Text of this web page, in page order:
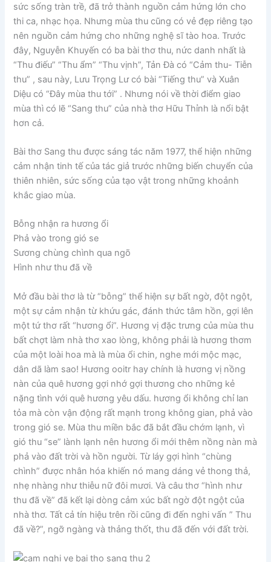
sức sống tràn trề, đã trở thành nguồn cảm hứng lớn cho
thi ca, nhạc họa. Nhưng mùa thu cũng có vẻ đẹp riêng tạo
nên nguồn cảm hứng cho những nghệ sĩ tào hoa. Trước
đây, Nguyễn Khuyến có ba bài thơ thu, nức danh nhất là
“Thu điếu” “Thu ẩm” “Thu vịnh”, Tản Đà có “Cảm thu- Tiễn
thu” , sau này, Lưu Trọng Lư có bài “Tiếng thu” và Xuân
Diệu có “Đây mùa thu tới” . Nhưng nói về thời điểm giao
mùa thì có lẽ “Sang thu” của nhà thơ Hữu Thỉnh là nổi bật
hơn cả.
Bài thơ Sang thu được sáng tác năm 1977, thể hiện những
cảm nhận tinh tế của tác giả trước những biến chuyển của
thiên nhiên, sức sống của tạo vật trong những khoảnh
khắc giao mùa.
Bỗng nhận ra hương ổi
Phả vào trong gió se
Sương chùng chình qua ngõ
Hình như thu đã về
Mở đầu bài thơ là từ “bỗng” thể hiện sự bất ngờ, đột ngột,
một sự cảm nhận từ khứu gác, đánh thức tâm hồn, gợi lên
một tứ thơ rất “hương ổi”. Hương vị đặc trưng của mùa thu
bất chợt làm nhà thơ xao lòng, không phải là hương thơm
của một loài hoa mà là mùa ổi chin, nghe mới mộc mạc,
dân dã làm sao! Hương ooitr hay chính là hương vị nồng
nàn của quê hương gợi nhớ gợi thương cho những kẻ
nặng tình với quê hương yêu dấu. hương ổi không chỉ lan
tỏa mà còn vận động rất mạnh trong không gian, phả vào
trong gió se. Mùa thu miền bắc đã bắt đầu chớm lạnh, vì
gió thu “se” lành lạnh nên hương ổi mới thêm nồng nàn mà
phả vào đất trời và hồn người. Từ láy gợi hình “chùng
chình” được nhân hóa khiến nó mang dáng vẻ thong thả,
nhẹ nhàng như thiễu nữ đôi mươi. Và câu thơ “hình như
thu đã về” đã kết lại dòng cảm xúc bất ngờ đột ngột của
nhà thơ. Tất cả tín hiệu trên rồi cũng đi đến nghi vấn ” Thu
đã về?”, ngỡ ngàng và thảng thốt, thu đã đến với đất trời.